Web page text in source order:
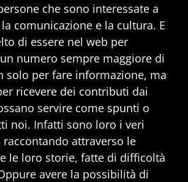
che sono interessate a
comunicazione e la cultura. E
di essere nel web per
numero sempre maggiore di
solo per fare informazione, ma
ricevere dei contributi dai
servire come spunti o
noi. Infatti sono loro i veri
attraverso le
le loro storie, fatte di difficoltà
avere la possibilità di